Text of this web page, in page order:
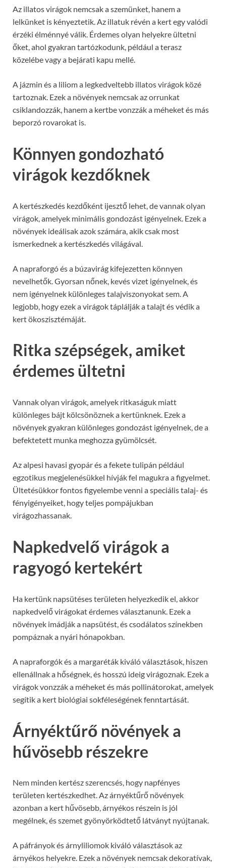
Az illatos virágok nemcsak a szemünket, hanem a
lelkünket is kényeztetik. Az illatuk révén a kert egy valódi
érzéki élménnyé válik. Érdemes olyan helyekre ültetni
őket, ahol gyakran tartózkodunk, például a terasz
közelébe vagy a bejárati kapu mellé.
A jázmin és a liliom a legkedveltebb illatos virágok közé
tartoznak. Ezek a növények nemcsak az orrunkat
csiklandozzák, hanem a kertbe vonzzák a méheket és más
beporzó rovarokat is.
Könnyen gondozható
virágok kezdőknek
A kertészkedés kezdőként ijesztő lehet, de vannak olyan
virágok, amelyek minimális gondozást igényelnek. Ezek a
növények ideálisak azok számára, akik csak most
ismerkednek a kertészkedés világával.
A napraforgó és a búzavirág kifejezetten könnyen
nevelhetők. Gyorsan nőnek, kevés vizet igényelnek, és
nem igényelnek különleges talajviszonyokat sem. A
legjobb, hogy ezek a virágok táplálják a talajt és védik a
kert ökoszisztémáját.
Ritka szépségek, amiket
érdemes ültetni
Vannak olyan virágok, amelyek ritkaságuk miatt
különleges bájt kölcsönöznek a kertünknek. Ezek a
növények gyakran különleges gondozást igényelnek, de a
befektetett munka meghozza gyümölcsét.
Az alpesi havasi gyopár és a fekete tulipán például
egzotikus megjelenésükkel hívják fel magukra a figyelmet.
Ültetésükkor fontos figyelembe venni a speciális talaj- és
fényigényeiket, hogy teljes pompájukban
virágozhassanak.
Napkedvelő virágok a
ragyogó kertekért
Ha kertünk napsütéses területen helyezkedik el, akkor
napkedvelő virágokat érdemes választanunk. Ezek a
növények imádják a napsütést, és csodálatos színekben
pompáznak a nyári hónapokban.
A napraforgók és a margaréták kiváló választások, hiszen
ellenállnak a hőségnek, és hosszú ideig virágoznak. Ezek a
virágok vonzzák a méheket és más pollinátorokat, amelyek
segítik a kert biológiai sokféleségének fenntartását.
Árnyéktűrő növények a
hűvösebb részekre
Nem minden kertész szerencsés, hogy napfényes
területen kertészkedhet. Az árnyéktűrő növények
azonban a kert hűvösebb, árnyékos részein is jól
megélnek, és szemet gyönyörködtető látványt nyújtanak.
A páfrányok és árnyliliomok kiváló választások az
árnyékos helyekre. Ezek a növények nemcsak dekoratívak,